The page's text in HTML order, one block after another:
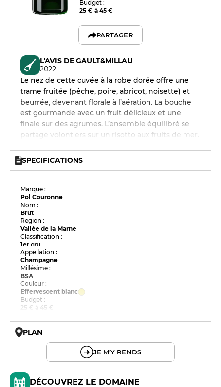
Budget :
25 € à 45 €
PARTAGER
L'AVIS DE GAULT&MILLAU
2022
Le nez de cette cuvée à la robe dorée offre une
trame fruitée (pêche, poire, abricot, noisette) et
beurrée, devenant florale à l’aération. La bouche
est gourmande avec un fruit délicieux et une
finale sur des agrumes. L’ensemble équilibré se
partage volontiers sur un risotto aux fruits de mer.
SPECIFICATIONS
Marque :
Pol Couronne
Nom :
Brut
Region :
Vallée de la Marne
Classification :
1er cru
Appellation :
Champagne
Millésime :
BSA
Couleur :
Effervescent blanc
Budget :
25 € à 45 €
PLAN
JE M'Y RENDS
DÉCOUVREZ LE DOMAINE